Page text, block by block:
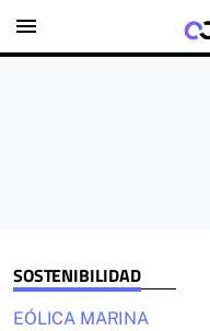
menu
SOSTENIBILIDAD
EÓLICA MARINA